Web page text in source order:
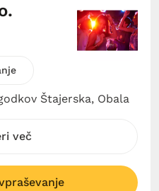
Štajerska, Obala
več